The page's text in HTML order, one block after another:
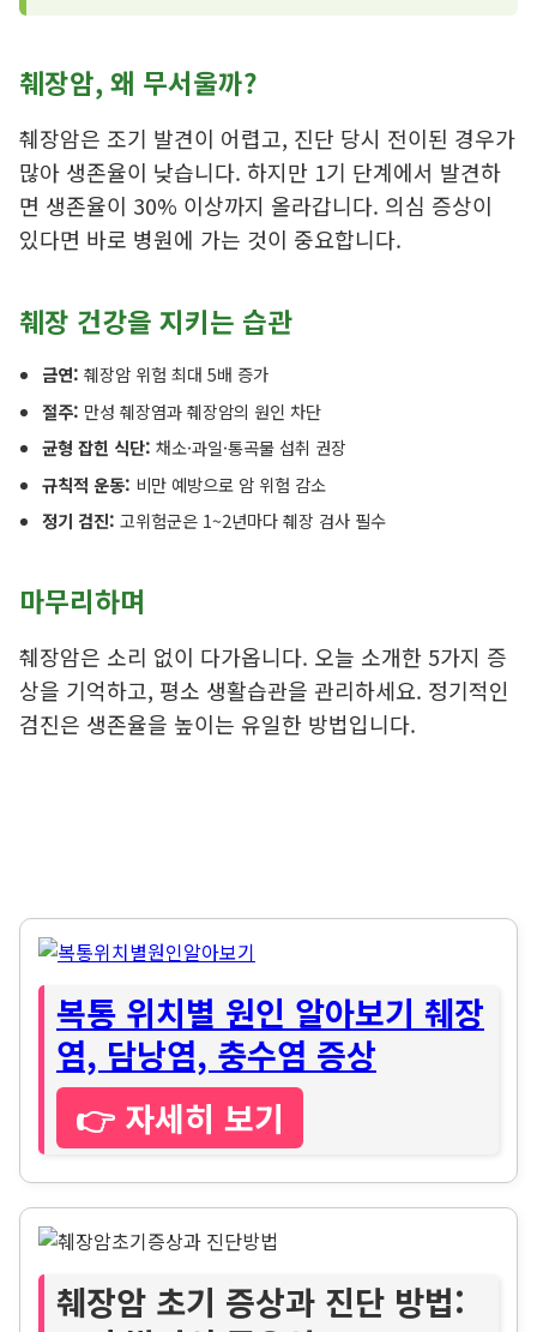
췌장암, 왜 무서울까?
췌장암은 조기 발견이 어렵고, 진단 당시 전이된 경우가
많아 생존율이 낮습니다. 하지만 1기 단계에서 발견하
면 생존율이 30% 이상까지 올라갑니다. 의심 증상이
있다면 바로 병원에 가는 것이 중요합니다.
췌장 건강을 지키는 습관
금연: 췌장암 위험 최대 5배 증가
절주: 만성 췌장염과 췌장암의 원인 차단
균형 잡힌 식단: 채소·과일·통곡물 섭취 권장
규칙적 운동: 비만 예방으로 암 위험 감소
정기 검진: 고위험군은 1~2년마다 췌장 검사 필수
마무리하며
췌장암은 소리 없이 다가옵니다. 오늘 소개한 5가지 증
상을 기억하고, 평소 생활습관을 관리하세요. 정기적인
검진은 생존율을 높이는 유일한 방법입니다.
복통 위치별 원인 알아보기 췌장
염, 담낭염, 충수염 증상
👉 자세히 보기
췌장암 초기 증상과 진단 방법: